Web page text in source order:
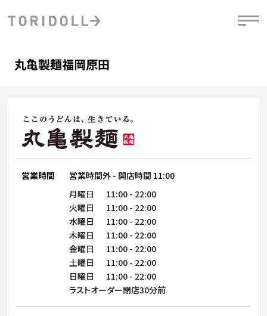
会社情報
株主・投資家情報
サステナビリティ
ブランド
店舗検索
PRニュース
中長期経営計画
デジタルトランス
フォーメーション戦略
DXビジョン2028
ライブラリ
粟田社長が語る
トリドールのサステナビリティ
ステークホルダーとの
丸亀製麺福岡原田
営業時間 営業時間外 - 開店時間 11:00
月曜日 11:00 - 22:00
火曜日
11:00 - 22:00
水曜日
11:00 - 22:00
木曜日
11:00 - 22:00
金曜日
11:00 - 22:00
土曜日
11:00 - 22:00
日曜日
11:00 - 22:00
ラストオーダー閉店30分前